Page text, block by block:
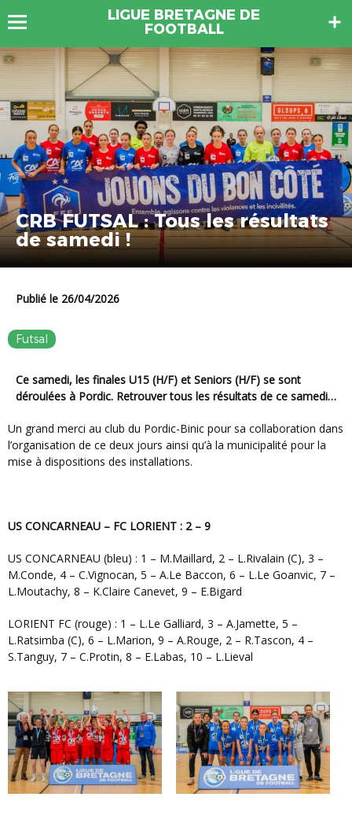
LIGUE BRETAGNE DE
FOOTBALL
CRB FUTSAL : Tous les résultats
de samedi !
Publié le 26/04/2026
Futsal
Ce samedi, les finales U15 (H/F) et Seniors (H/F) se sont
déroulées à Pordic. Retrouver tous les résultats de ce samedi…
Un grand merci au club du Pordic-Binic pour sa collaboration dans
l’organisation de ce deux jours ainsi qu’à la municipalité pour la
mise à dispositions des installations.
US CONCARNEAU – FC LORIENT : 2 – 9
US CONCARNEAU (bleu) : 1 – M.Maillard, 2 – L.Rivalain (C), 3 –
M.Conde, 4 – C.Vignocan, 5 – A.Le Baccon, 6 – L.Le Goanvic, 7 –
L.Moutachy, 8 – K.Claire Canevet, 9 – E.Bigard
LORIENT FC (rouge) : 1 – L.Le Galliard, 3 – A.Jamette, 5 –
L.Ratsimba (C), 6 – L.Marion, 9 – A.Rouge, 2 – R.Tascon, 4 –
S.Tanguy, 7 – C.Protin, 8 – E.Labas, 10 – L.Lieval